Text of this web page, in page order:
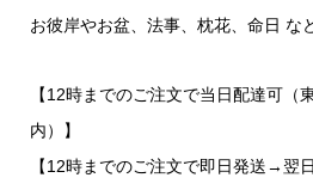
お彼岸やお盆、法事、枕花、命日 な
【12時までのご注文で当日配達可（
内）】
【12時までのご注文で即日発送→翌